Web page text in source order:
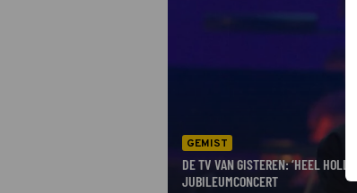
GEMIST
DE TV VAN GISTEREN: ‘HEEL
JUBILEUMCONCERT